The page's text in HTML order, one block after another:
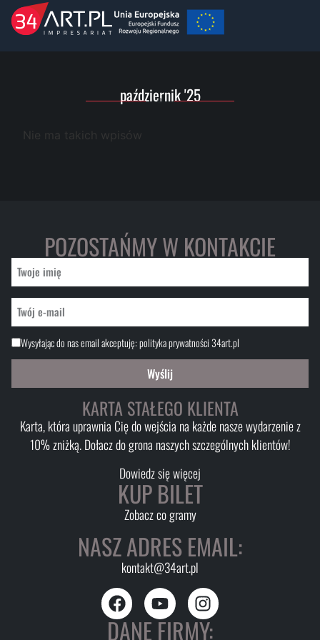
październik '25
Nie ma takich wpisów
POZOSTAŃMY W KONTAKCIE
Wysyłając do nas email akceptuję:polityka prywatności 34art.pl
Wyślij
KARTA STAŁEGO KLIENTA
Karta, która uprawnia Cię do wejścia na każde nasze wydarzenie z
10% zniżką. Dołacz do grona naszych szczególnych klientów!
Dowiedz się więcej
KUP BILET
Zobacz co gramy
NASZ ADRES EMAIL:
kontakt@34art.pl
DANE FIRMY: